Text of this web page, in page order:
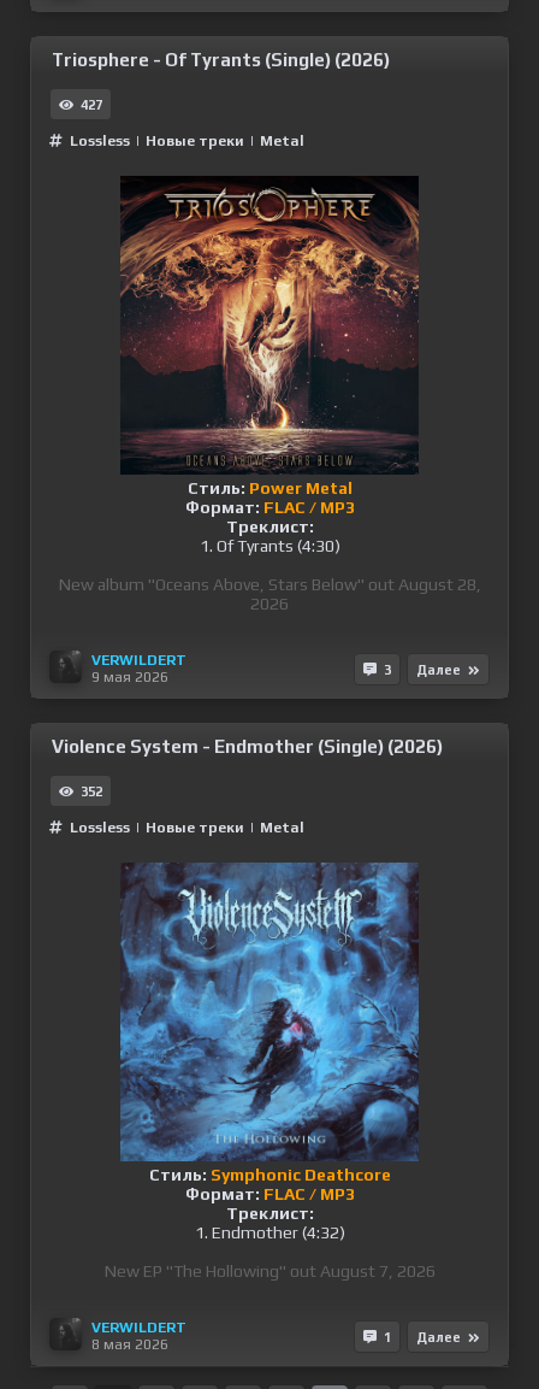
Triosphere - Of Tyrants (Single) (2026)
427
Lossless | Новые треки | Metal
Стиль: Power Metal
Формат: FLAC / MP3
Треклист:
1. Of Tyrants (4:30)
New album "Oceans Above, Stars Below" out August 28,
2026
VERWILDERT
9 мая 2026
3 Далее
Violence System - Endmother (Single) (2026)
352
Lossless | Новые треки | Metal
Стиль: Symphonic Deathcore
Формат: FLAC / MP3
Треклист:
1. Endmother (4:32)
New EP "The Hollowing" out August 7, 2026
VERWILDERT
8 мая 2026
1 Далее